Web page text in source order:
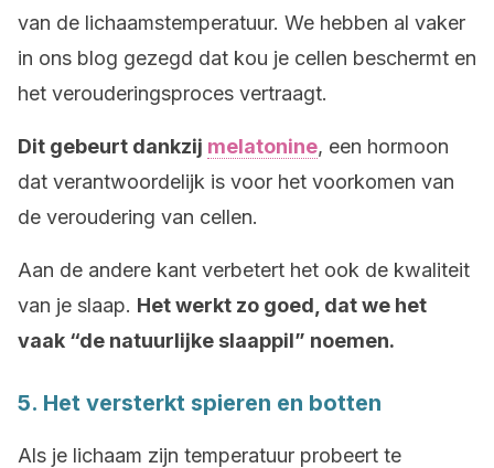
van de lichaamstemperatuur. We hebben al vaker
in ons blog gezegd dat kou je cellen beschermt en
het verouderingsproces vertraagt.
Dit gebeurt dankzij melatonine, een hormoon
dat verantwoordelijk is voor het voorkomen van
de veroudering van cellen.
Aan de andere kant verbetert het ook de kwaliteit
van je slaap. Het werkt zo goed, dat we het
vaak “de natuurlijke slaappil” noemen.
5. Het versterkt spieren en botten
Als je lichaam zijn temperatuur probeert te